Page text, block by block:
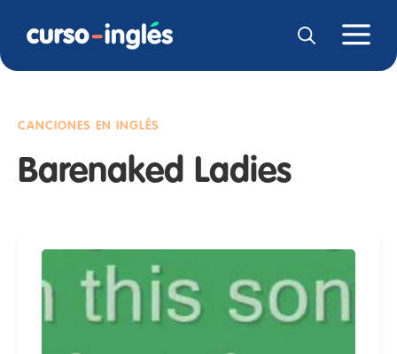
CANCIONES EN INGLÉS
Barenaked Ladies